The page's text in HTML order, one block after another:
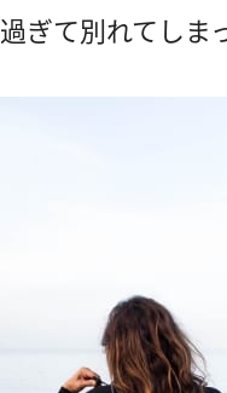
ぎて別れてしま